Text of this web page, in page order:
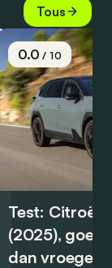
Tous
0.0/ 10
Test: Citroën
(2025), goed
dan vroeger